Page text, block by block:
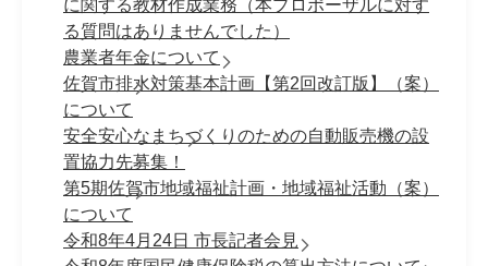
に関する教材作成業務（本プロポーザルに対す
る質問はありませんでした）
農業者年金について
佐賀市排水対策基本計画【第2回改訂版】（案）
について
安全安心なまちづくりのための自動販売機の設
置協力先募集！
第5期佐賀市地域福祉計画・地域福祉活動（案）
について
令和8年4月24日 市長記者会見